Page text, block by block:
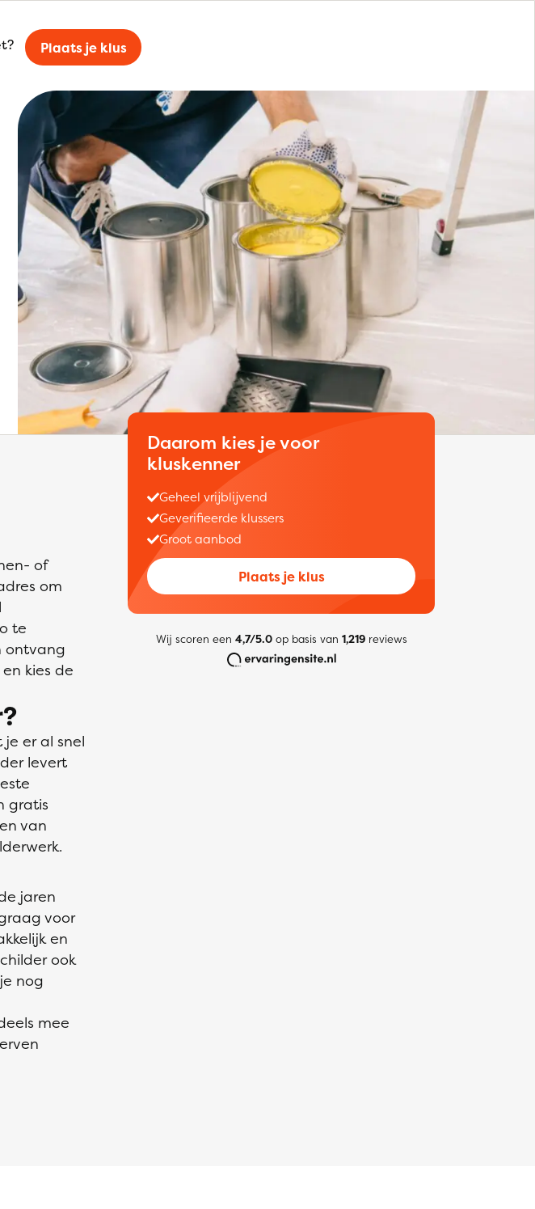
Plaats je klus
of
om
te
ontvang
kies de
er al snel
levert
gratis
van
jaren
voor
en
ook
nog
mee
Daarom kies je voor
kluskenner
Geheel vrijblijvend
Geverifieerde klussers
Groot aanbod
Plaats je klus
Wij scoren een 4,7/5.0op basis van 1,219reviews